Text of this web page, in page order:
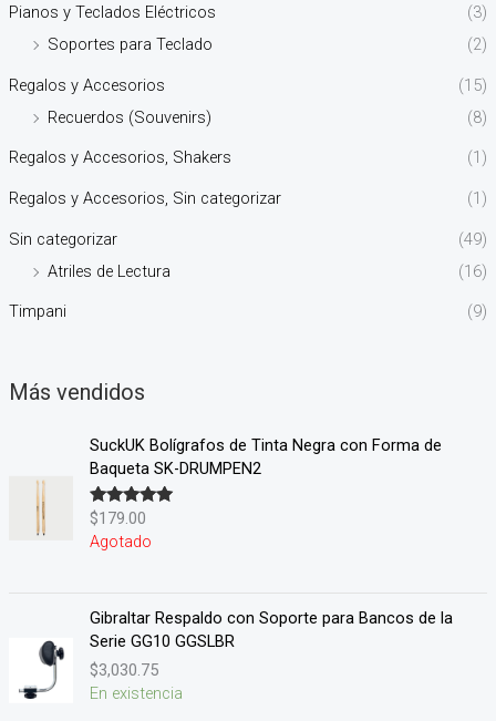
Pianos y Teclados Eléctricos
(3)
Soportes para Teclado
(2)
Regalos y Accesorios
(15)
Recuerdos (Souvenirs)
(8)
Regalos y Accesorios, Shakers (1)
Regalos y Accesorios, Sin categorizar (1)
Sin categorizar
(49)
Atriles de Lectura
(16)
Timpani (9)
Más vendidos
SuckUK Bolígrafos de Tinta Negra con Forma de
Baqueta SK-DRUMPEN2
Valorado en
5.00 de 5
$179.00
Agotado
Gibraltar Respaldo con Soporte para Bancos de la
Serie GG10 GGSLBR
$3,030.75
En existencia